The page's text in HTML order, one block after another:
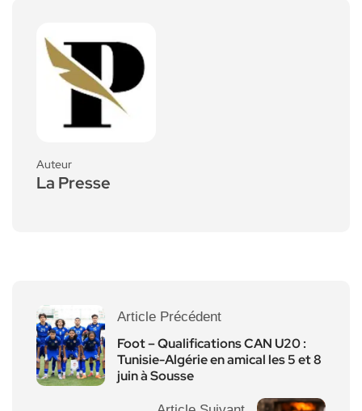
Auteur
La Presse
Article Précédent
Foot – Qualifications CAN U20 :
Tunisie-Algérie en amical les 5 et 8
juin à Sousse